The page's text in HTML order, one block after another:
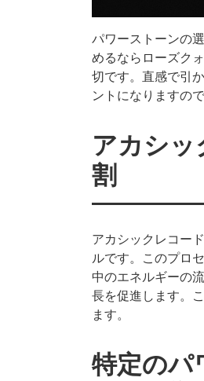
パワーストーンの
めるならローズク
切です。直感で引
ントになりますの
アカシッ
割
アカシックレコー
ルです。このプロ
中のエネルギーの
長を促進します。
ます。
特定のパ